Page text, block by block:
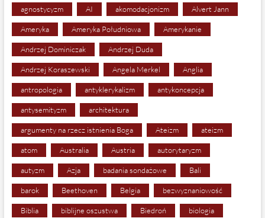
agnostycyzm AI akomodacjonizm Alvert Jann
Ameryka Ameryka Południowa Amerykanie
Andrzej Dominiczak Andrzej Duda
Andrzej Koraszewski Angela Merkel Anglia
antropologia antyklerykalizm antykoncepcja
antysemityzm architektura
argumenty na rzecz istnienia Boga Ateizm ateizm
atom Australia Austria autorytaryzm
autyzm Azja badania sondażowe Bali
barok Beethoven Belgia bezwyznaniowość
Biblia biblijne oszustwa Biedroń biologia